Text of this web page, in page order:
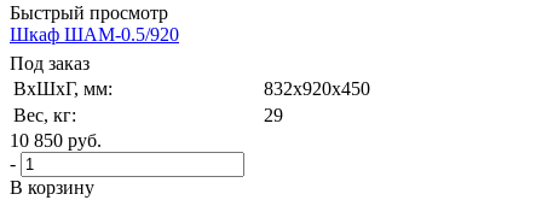
Быстрый просмотр
Шкаф ШАМ-0.5/920
Под заказ
ВxШxГ, мм:
832x920x450
Вес, кг:
29
10 850 руб.
-
В корзину